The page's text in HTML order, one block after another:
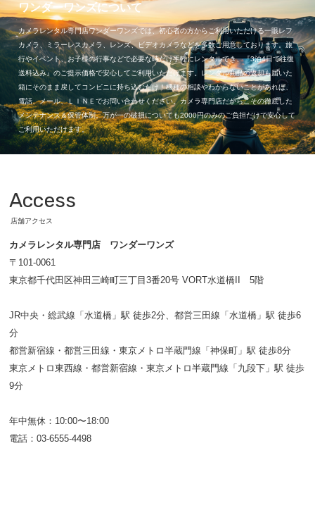
ワンダーワンズについて
カメラレンタル専門店ワンダーワンズでは、初心者の方からご利用いただける一眼レフ
カメラ、ミラーレスカメラ、レンズ、ビデオカメラなどを多数ご用意しております。旅
行やイベント、お子様の行事などで必要な時だけ手軽にレンタルでき、『3泊4日で往復
送料込み』のご提示価格で安心してご利用いただけます。レンタル商品の返却も届いた
箱にそのまま戻してコンビニに持ち込むだけ！機種の相談やわからないことがあれば、
電話、メール、ＬＩＮＥでお問い合わせください。カメラ専門店だからこその徹底した
メンテナンス＆保管体制。万が一の破損についても2000円のみのご負担だけで安心して
ご利用いただけます。
Access
店舗アクセス
カメラレンタル専門店 ワンダーワンズ
〒101-0061
東京都千代田区神田三崎町三丁目3番20号 VORT水道橋II 5階
JR中央・総武線「水道橋」駅 徒歩2分、都営三田線「水道橋」駅 徒歩6
分
都営新宿線・都営三田線・東京メトロ半蔵門線「神保町」駅 徒歩8分
東京メトロ東西線・都営新宿線・東京メトロ半蔵門線「九段下」駅 徒歩
9分
年中無休：10:00〜18:00
電話：03-6555-4498